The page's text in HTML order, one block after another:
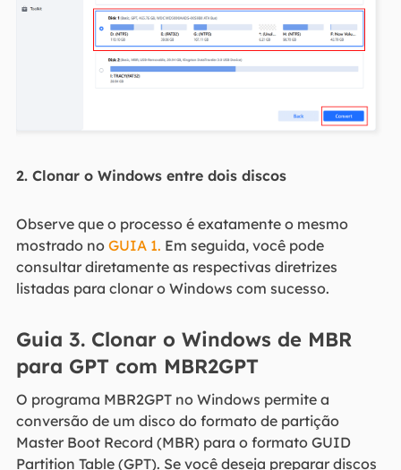
2. Clonar o Windows entre dois discos
Observe que o processo é exatamente o mesmo
mostrado no GUIA 1. Em seguida, você pode
consultar diretamente as respectivas diretrizes
listadas para clonar o Windows com sucesso.
Guia 3. Clonar o Windows de MBR
para GPT com MBR2GPT
O programa MBR2GPT no Windows permite a
conversão de um disco do formato de partição
Master Boot Record (MBR) para o formato GUID
Partition Table (GPT). Se você deseja preparar discos